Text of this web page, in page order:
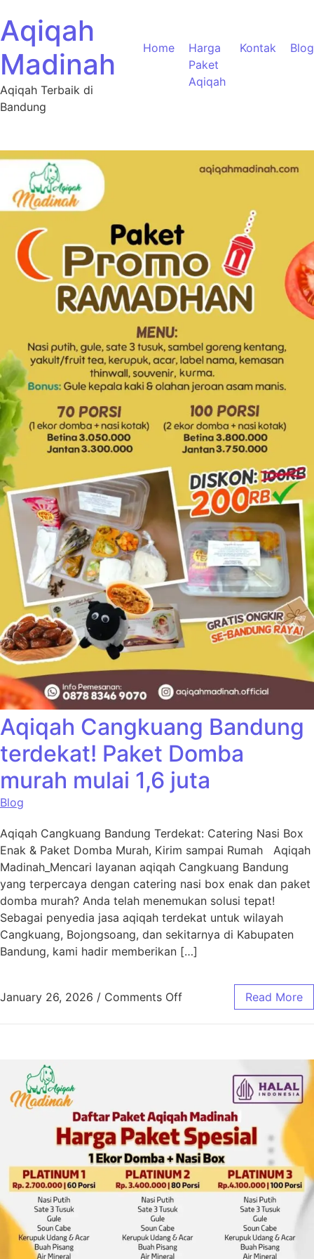
Aqiqah
Madinah
Aqiqah Terbaik di
Bandung
Home
Harga
Paket
Aqiqah
Kontak Blog
Aqiqah Cangkuang Bandung
terdekat! Paket Domba
murah mulai 1,6 juta
Blog
Aqiqah Cangkuang Bandung Terdekat: Catering Nasi Box
Enak & Paket Domba Murah, Kirim sampai Rumah Aqiqah
Madinah_Mencari layanan aqiqah Cangkuang Bandung
yang terpercaya dengan catering nasi box enak dan paket
domba murah? Anda telah menemukan solusi tepat!
Sebagai penyedia jasa aqiqah terdekat untuk wilayah
Cangkuang, Bojongsoang, dan sekitarnya di Kabupaten
Bandung, kami hadir memberikan […]
January 26, 2026 / Comments Off Read More